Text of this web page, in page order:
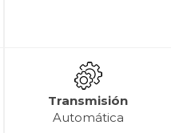
Transmisión
Automática